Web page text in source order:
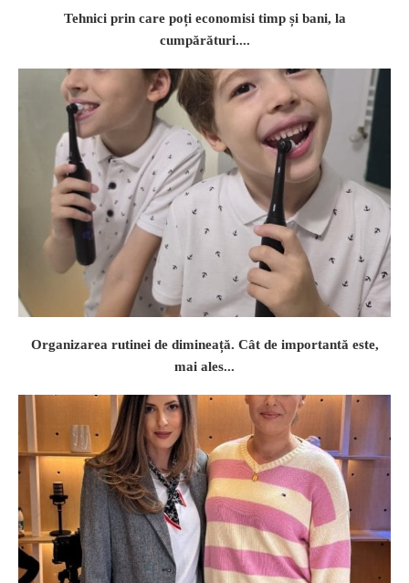
Tehnici prin care poți economisi timp și bani, la
cumpărături....
Organizarea rutinei de dimineață. Cât de importantă este,
mai ales...